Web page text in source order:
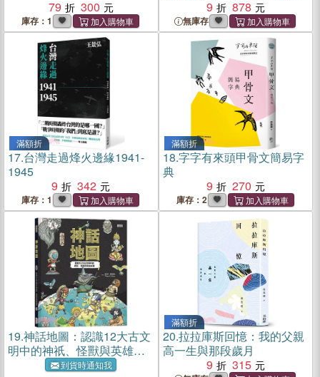
79
300
庫存：1
精神生活全史
9 878
無庫存
滿額折
17.台灣走過烽火邊緣1941-
1945
9
342
庫存：1
滿額折
18.字字有來頭甲骨文簡易字
典
9
270
庫存：2
19.神話地圖：認識12大古文
明中的神祇、怪獸與英雄故
到貨時通知我
滿額折
20.拉拉庫斯回憶：我的父親
高一生與那段歲月
9
315